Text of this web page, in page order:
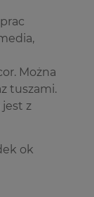
Można
tuszami.
jest z
ok